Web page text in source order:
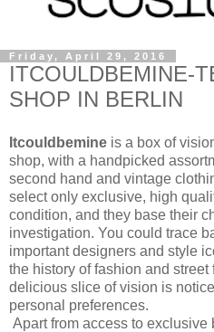
Friday, April 29, 2016
ITCOULDBEMINE-
SHOP IN BERLIN
Itcouldbemine is a box of
shop, with a handpicked
second hand and vintage
select only exclusive, high
condition, and they base their
investigation. You could trace
important designers and style
the history of fashion and
delicious slice of vision is
personal preferences.
Apart from access to exclusive